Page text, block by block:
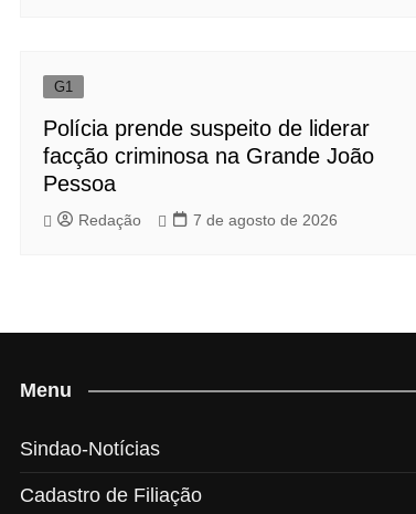
G1
Polícia prende suspeito de liderar
facção criminosa na Grande João
Pessoa
Redação 7 de agosto de 2026
Menu
Sindao-Notícias
Cadastro de Filiação